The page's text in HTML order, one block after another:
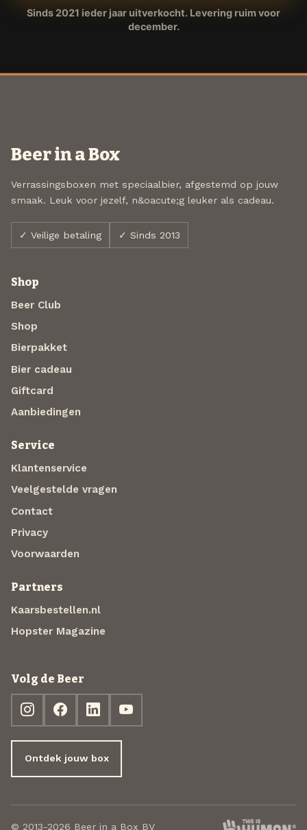
Sinds 2021 ieder jaar uitverkocht. Levering ruim voor
december.
Beer in a Box
Verrassingsboxen met speciaalbier, afgestemd op jouw
smaak. Leuk voor jezelf, n&oacute;g leuker als cadeau.
✓ Veilige betaling ✓ Sinds 2013
Shop
Beer Club
Shop
Bierpakket
Bier cadeau
Giftcard
Aanbiedingen
Service
Klantenservice
Veelgestelde vragen
Contact
Privacy
Voorwaarden
Partners
Kaarsbestellen.nl
Hopster Magazine
Volg de Beer
Ontdek jouw box
© 2013-2026 Beer in a Box BV